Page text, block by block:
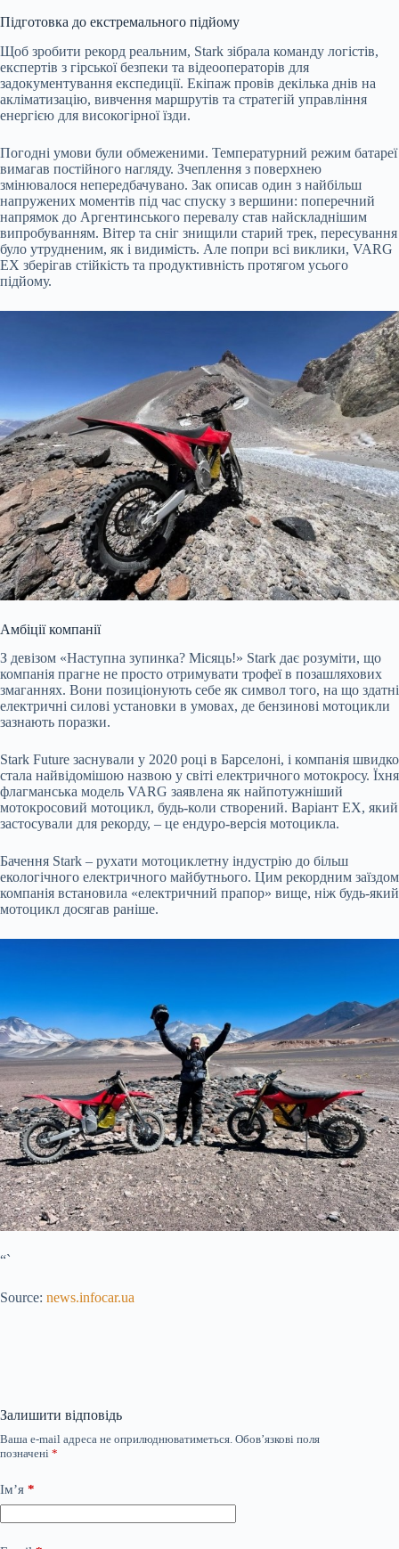
Підготовка до екстремального підйому
Щоб зробити рекорд реальним, Stark зібрала команду логістів,
експертів з гірської безпеки та відеооператорів для
задокументування експедиції. Екіпаж провів декілька днів на
акліматизацію, вивчення маршрутів та стратегій управління
енергією для високогірної їзди.
Погодні умови були обмеженими. Температурний режим батареї
вимагав постійного нагляду. Зчеплення з поверхнею
змінювалося непередбачувано. Зак описав один з найбільш
напружених моментів під час спуску з вершини: поперечний
напрямок до Аргентинського перевалу став найскладнішим
випробуванням. Вітер та сніг знищили старий трек, пересування
було утрудненим, як і видимість. Але попри всі виклики, VARG
EX зберігав стійкість та продуктивність протягом усього
підйому.
Амбіції компанії
З девізом «Наступна зупинка? Місяць!» Stark дає розуміти, що
компанія прагне не просто отримувати трофеї в позашляхових
змаганнях. Вони позиціонують себе як символ того, на що здатні
електричні силові установки в умовах, де бензинові мотоцикли
зазнають поразки.
Stark Future заснували у 2020 році в Барселоні, і компанія швидко
стала найвідомішою назвою у світі електричного мотокросу. Їхня
флагманська модель VARG заявлена як найпотужніший
мотокросовий мотоцикл, будь-коли створений. Варіант EX, який
застосували для рекорду, – це ендуро-версія мотоцикла.
Бачення Stark – рухати мотоциклетну індустрію до більш
екологічного електричного майбутнього. Цим рекордним заїздом
компанія встановила «електричний прапор» вище, ніж будь-який
мотоцикл досягав раніше.
“`
Source: news.infocar.ua
Залишити відповідь
Ваша e-mail адреса не оприлюднюватиметься. Обов’язкові поля
позначені *
Ім’я *